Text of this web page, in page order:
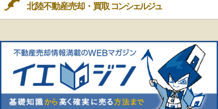
北陸不動産売却・買取 コンシェルジュ